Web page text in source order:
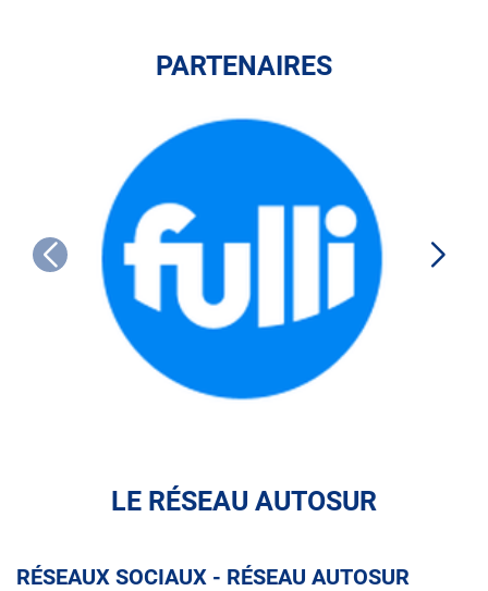
PARTENAIRES
LE RÉSEAU AUTOSUR
RÉSEAUX SOCIAUX - RÉSEAU AUTOSUR